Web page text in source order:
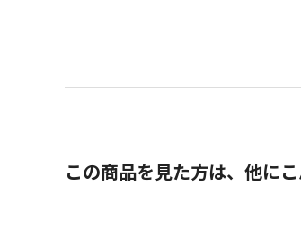
この商品を見た方は、他に